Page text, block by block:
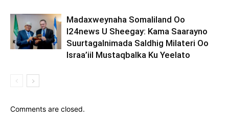
Madaxweynaha Somaliland Oo
I24news U Sheegay: Kama Saarayno
Suurtagalnimada Saldhig Milateri Oo
Israa’iil Mustaqbalka Ku Yeelato
Comments are closed.